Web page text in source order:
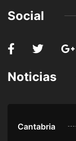
Social
Noticias
Cantabria